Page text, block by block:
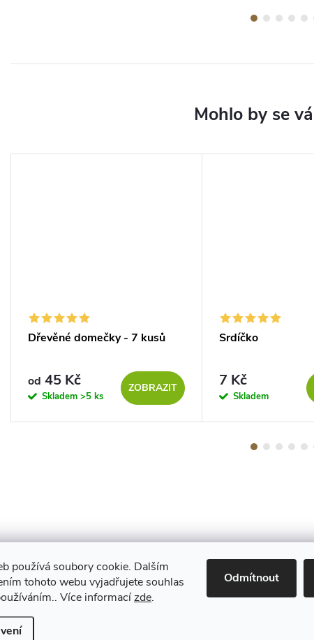
používá soubory cookie. Dalším
tohoto webu vyjadřujete souhlas
Více informacízde.
Odmítnout
Dřevěné domečky - 7 kusů
od 45 Kč
Skladem >5 ks
ZOBRAZIT
Srdíčko
7 Kč
Skladem
Maestro
Upravit nastavení cookies